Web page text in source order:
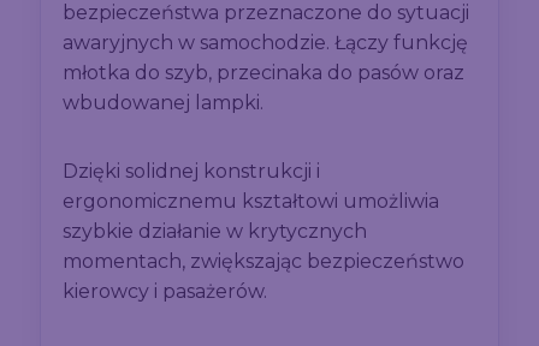
bezpieczeństwa przeznaczone do sytuacji
awaryjnych w samochodzie. Łączy funkcję
młotka do szyb, przecinaka do pasów oraz
wbudowanej lampki.
Dzięki solidnej konstrukcji i
ergonomicznemu kształtowi umożliwia
szybkie działanie w krytycznych
momentach, zwiększając bezpieczeństwo
kierowcy i pasażerów.